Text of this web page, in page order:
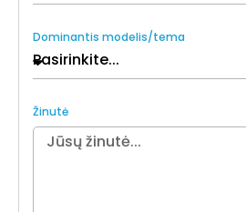
Dominantis modelis/tema
Žinutė